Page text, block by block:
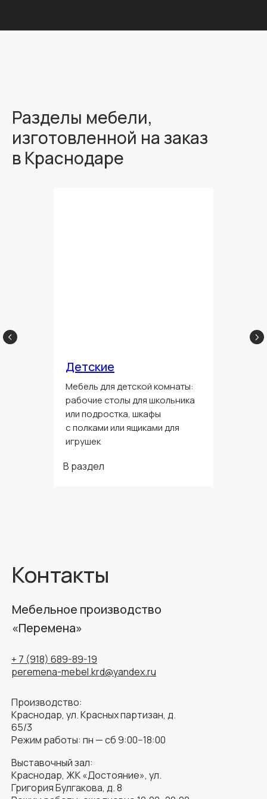
Разделы мебели,
изготовленной на заказ
в Краснодаре
Детские
Мебель для детской комнаты:
рабочие столы для школьника
или подростка, шкафы
с полками или ящиками для
игрушек
В раздел
Контакты
Производство:
Краснодар, ул. Красных партизан, д.
65/3
Режим работы: пн — сб 9:00−18:00
Выставочный зал:
Краснодар, ЖК «Достояние», ул.
Григория Булгакова, д. 8
Мебельное производство
«Перемена»
+ 7 (918) 689-89-19
peremena-mebel.krd@yandex.ru